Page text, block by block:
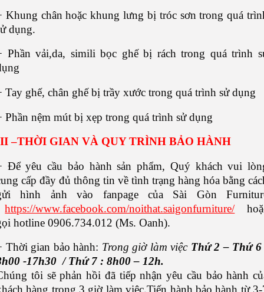
Khung chân hoặc khung lưng bị tróc sơn trong quá
dụng.
Phần vải,da, simili bọc ghế bị rách trong quá trình
Tay ghế, chân ghế bị trầy xước trong quá trình sử dụng
Phần nệm mút bị xẹp trong quá trình sử dụng
–THỜI GIAN VÀ QUY TRÌNH BẢO HÀNH
Để yêu cầu bảo hành sản phẩm, Quý khách vui
cấp đầy đủ thông tin về tình trạng hàng hóa bằng
hình ảnh vào fanpage của Sài Gòn
https://www.facebook.com/noithat.saigonfurniture/
hotline 0906.734.012 (Ms. Oanh).
Thời gian bảo hành: Trong giờ làm việc Thứ 2 –Thứ6
-17h30 / Thứ 7 : 8h00 – 12h.
tôi sẽ phản hồi đã tiếp nhận yêu cầu bảo hành